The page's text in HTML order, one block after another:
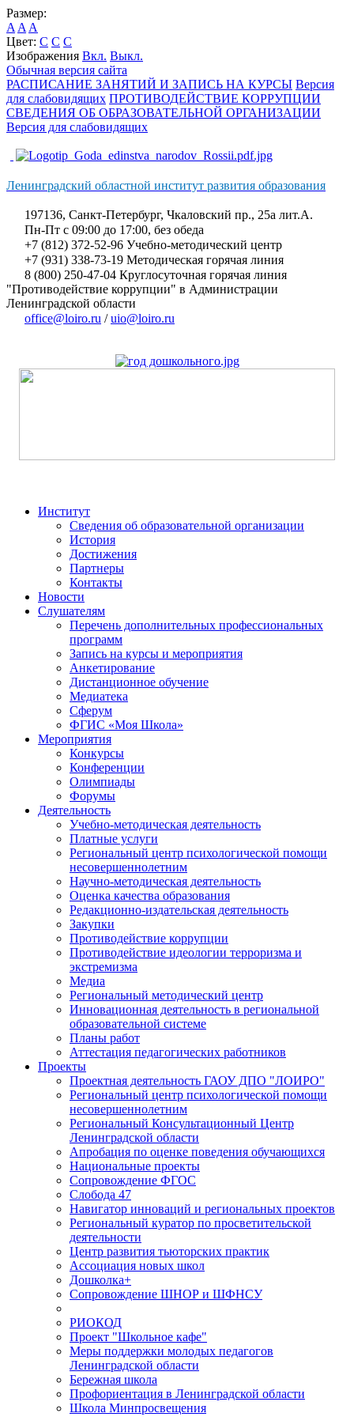
Размер:
A A A
Цвет: C C C
Изображения Вкл. Выкл.
Обычная версия сайта
РАСПИСАНИЕ ЗАНЯТИЙ И ЗАПИСЬ НА КУРСЫ Версия
для слабовидящих ПРОТИВОДЕЙСТВИЕ КОРРУПЦИИ
СВЕДЕНИЯ ОБ ОБРАЗОВАТЕЛЬНОЙ ОРГАНИЗАЦИИ
Версия для слабовидящих
Ленинградский областной институт развития образования
197136, Санкт-Петербург, Чкаловский пр., 25а лит.А.
Пн-Пт с 09:00 до 17:00, без обеда
+7 (812) 372-52-96 Учебно-методический центр
+7 (931) 338-73-19 Методическая горячая линия
8 (800) 250-47-04 Круглосуточная горячая линия
"Противодействие коррупции" в Администрации
Ленинградской области
office@loiro.ru /uio@loiro.ru
Институт
Сведения об образовательной организации
История
Достижения
Партнеры
Контакты
Новости
Слушателям
Перечень дополнительных профессиональных
программ
Запись на курсы и мероприятия
Анкетирование
Дистанционное обучение
Медиатека
Сферум
ФГИС «Моя Школа»
Мероприятия
Конкурсы
Конференции
Олимпиады
Форумы
Деятельность
Учебно-методическая деятельность
Платные услуги
Региональный центр психологической помощи
несовершеннолетним
Научно-методическая деятельность
Оценка качества образования
Редакционно-издательская деятельность
Закупки
Противодействие коррупции
Противодействие идеологии терроризма и
экстремизма
Медиа
Региональный методический центр
Инновационная деятельность в региональной
образовательной системе
Планы работ
Аттестация педагогических работников
Проекты
Проектная деятельность ГАОУ ДПО "ЛОИРО"
Региональный центр психологической помощи
несовершеннолетним
Региональный Консультационный Центр
Ленинградской области
Апробация по оценке поведения обучающихся
Национальные проекты
Сопровождение ФГОС
Слобода 47
Навигатор инноваций и региональных проектов
Региональный куратор по просветительской
деятельности
Центр развития тьюторских практик
Ассоциация новых школ
Дошколка+
Сопровождение ШНОР и ШФНСУ
РИОКОД
Проект "Школьное кафе"
Меры поддержки молодых педагогов
Ленинградской области
Бережная школа
Профориентация в Ленинградской области
Школа Минпросвещения